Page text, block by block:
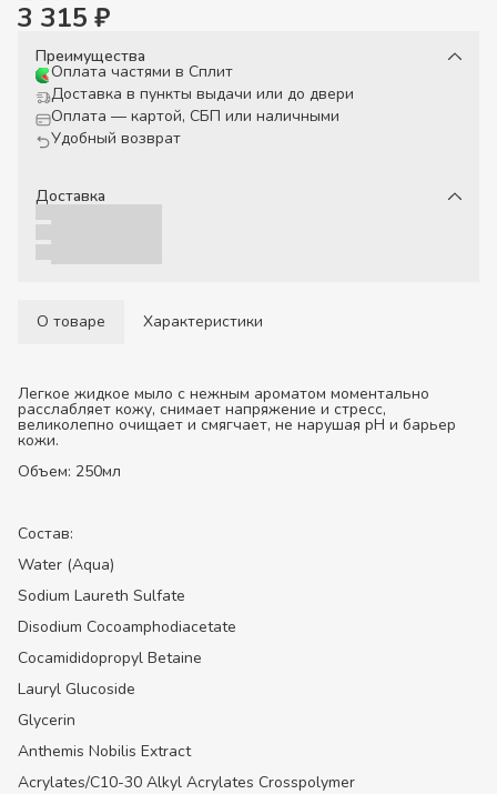
3 315 ₽
Преимущества
Оплата частями в Сплит
Доставка в пункты выдачи или до двери
Оплата — картой, СБП или наличными
Удобный возврат
Доставка
О товаре Характеристики
Легкое жидкое мыло с нежным ароматом моментально
расслабляет кожу, снимает напряжение и стресс,
великолепно очищает и смягчает, не нарушая рН и барьер
кожи.
Объем: 250мл
Состав:
Water (Aqua)
Sodium Laureth Sulfate
Disodium Cocoamphodiacetate
Cocamididopropyl Betaine
Lauryl Glucoside
Glycerin
Anthemis Nobilis Extract
Acrylates/C10-30 Alkyl Acrylates Crosspolymer